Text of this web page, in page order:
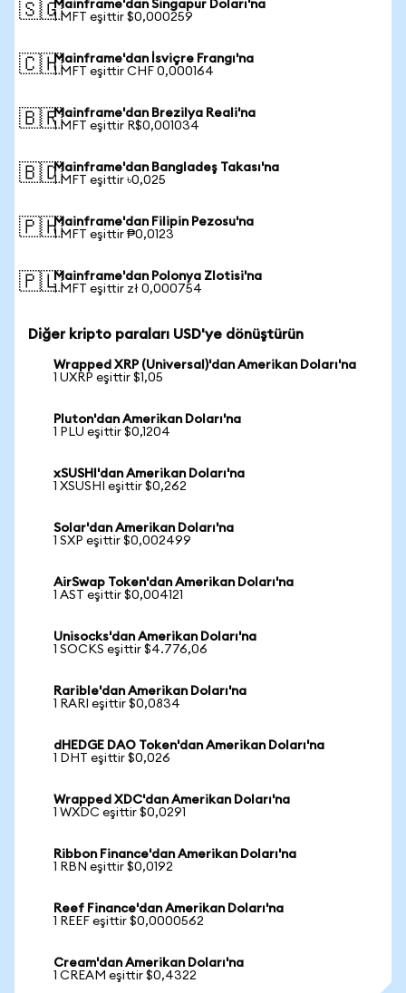
🇸🇬Mainframe'dan Singapur Doları'na
1 MFT eşittir $0,000259
🇨🇭Mainframe'dan İsviçre Frangı'na
1 MFT eşittir CHF 0,000164
🇧🇷Mainframe'dan Brezilya Reali'na
1 MFT eşittir R$0,001034
🇧🇩Mainframe'dan Bangladeş Takası'na
1 MFT eşittir ৳0,025
🇵🇭Mainframe'dan Filipin Pezosu'na
1 MFT eşittir ₱0,0123
🇵🇱Mainframe'dan Polonya Zlotisi'na
1 MFT eşittir zł 0,000754
Diğer kripto paraları USD'ye dönüştürün
Wrapped XRP (Universal)'dan Amerikan Doları'na
1 UXRP eşittir $1,05
Pluton'dan Amerikan Doları'na
1 PLU eşittir $0,1204
xSUSHI'dan Amerikan Doları'na
1 XSUSHI eşittir $0,262
Solar'dan Amerikan Doları'na
1 SXP eşittir $0,002499
AirSwap Token'dan Amerikan Doları'na
1 AST eşittir $0,004121
Unisocks'dan Amerikan Doları'na
1 SOCKS eşittir $4.776,06
Rarible'dan Amerikan Doları'na
1 RARI eşittir $0,0834
dHEDGE DAO Token'dan Amerikan Doları'na
1 DHT eşittir $0,026
Wrapped XDC'dan Amerikan Doları'na
1 WXDC eşittir $0,0291
Ribbon Finance'dan Amerikan Doları'na
1 RBN eşittir $0,0192
Reef Finance'dan Amerikan Doları'na
1 REEF eşittir $0,0000562
Cream'dan Amerikan Doları'na
1 CREAM eşittir $0,4322